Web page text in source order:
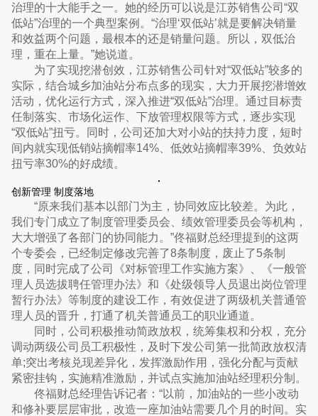
治理的十大能手之一。她的经历可以说是江苏销售公司“双
低站”治理的一个典型案例。“治理‘双低站’就是要解决销量
和效益两个问题，最根本的还是销量问题。所以，双低治
理，重在上量。”她说道。
为了实现挖潜创效，江苏销售公司针对“双低站”较多的
实际，结合城乡加油站分布点多的现实，大力开展挖潜增效
活动，优化运行方式，深入推进“双低站”治理。通过目标责
任制落实、市场化运作、下放管理权限等方式，逐步实现
“双低站”扭亏。同时，公司还加大对小站的扶持力度，短时
间内就实现低销站摘帽率14%、低效站摘帽率39%、负效站
扭亏率30%的好成绩。
创新管理 制度落地
“原来我们基本以部门为主，协同效应比较差。为此，
我们专门成立了制度管理委员会、绩效管理委员会等机构，
大大增强了各部门的协同能力。”佟福财总经理提到的这两
个专委会，已经制定修改完善了8条制度，废止了5条制
度，同时完成了公司《对标管理工作实施方案》、《一般管
理人员选拔聘任管理办法》和《处级领导人员退出岗位管理
暂行办法》等制度的建设工作，有效促进了两级机关普通管
理人员的晋升，打通了机关普通员工的职业通道。
同时，公司积极推动简政放权，统筹集权和分权，充分
调动两级公司员工积极性，及时下发公司第一批简政放权清
单;突出考核兑现差异化，发挥激励作用，强化分配与贡献
紧密挂钩，实施精准激励，并试点实施加油站经理积分制。
佟福财总经理告诉记者：“以前，加油站的一些小改动
和修补要层层审批，改造一座加油站需要几个月的时间。实